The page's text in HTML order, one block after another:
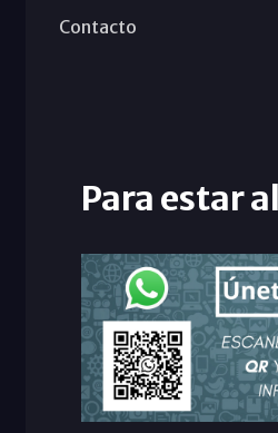
Contacto
Para estar